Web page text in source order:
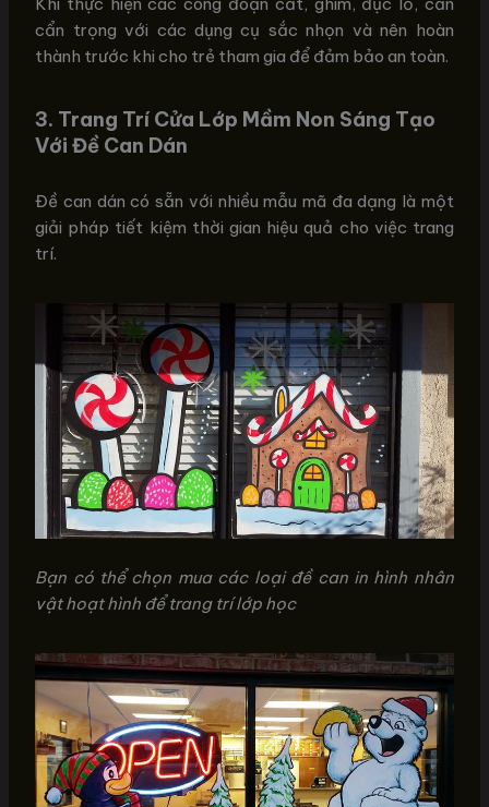
cẩn trọng với các dụng cụ sắc nhọn và nên hoàn
thành trước khi cho trẻ tham gia để đảm bảo an toàn.
3. Trang Trí Cửa Lớp Mầm Non Sáng Tạo
Với Đề Can Dán
Đề can dán có sẵn với nhiều mẫu mã đa dạng là một
giải pháp tiết kiệm thời gian hiệu quả cho việc trang
trí.
Bạn có thể chọn mua các loại đề can in hình nhân
vật hoạt hình để trang trí lớp học